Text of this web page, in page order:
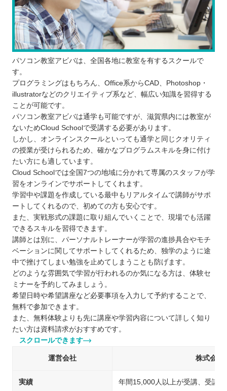
パソコン教室アビバは、全国各地に教室を有するスクールで
す。
プログラミングはもちろん、Office系からCAD、Photoshop・
illustratorなどのクリエイティブ系など、幅広い知識を習得する
ことが可能です。
パソコン教室アビバは通学も可能ですが、滋賀県内には教室が
ないためCloud Schoolで受講する必要があります。
しかし、オンラインスクールといっても通学と同じクオリティ
の授業が受けられるため、確かなプログラムスキルを身に付け
たい方にも適しています。
Cloud Schoolでは全国7つの地域に分かれて専属のスタッフが学
習をオンラインでサポートしてくれます。
学習中や課題を作成している最中もリアルタイムで講師がサポ
ートしてくれるので、初めての方も安心です。
また、実戦形式の課題に取り組んでいくことで、現場でも活躍
できるスキルを習得できます。
講師とは別に、パーソナルトレーナーが学習の進捗具合やモチ
ベーションに関してサポートしてくれるため、独学のように途
中で挫けてしまい勉強を止めてしまうことも防げます。
どのような雰囲気で学習が行われるのか気になる方は、体験セ
ミナーを予約してみましょう。
希望日時や希望講座など必要事項を入力して予約することで、
無料で参加できます。
また、無料体験よりも先に講座や学習内容について詳しく知り
たい方は資料請求がおすすめです。
スクロールできます
運営会社 株式会社
実績 年間15,000人以上が受講、受講